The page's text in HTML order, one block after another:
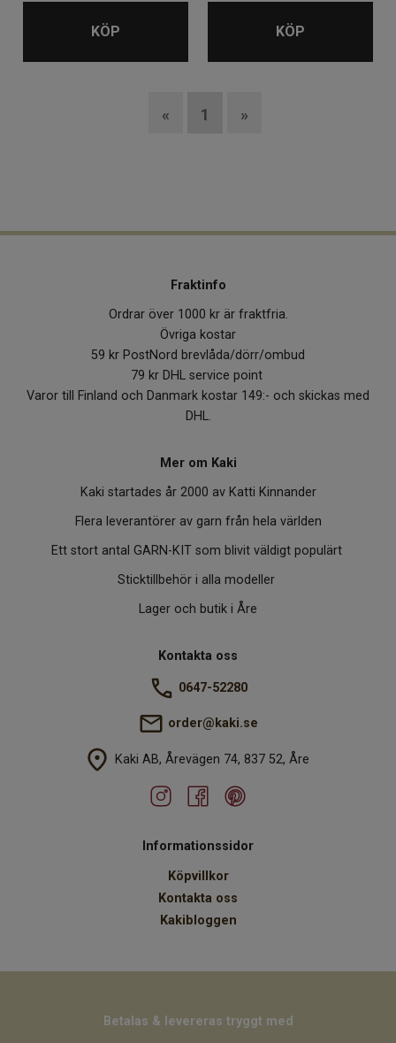
KÖP KÖP
« 1 »
Fraktinfo
Ordrar över 1000 kr är fraktfria.
Övriga kostar
59 kr PostNord brevlåda/dörr/ombud
79 kr DHL service point
Varor till Finland och Danmark kostar 149:- och skickas med
DHL.
Mer om Kaki
Kaki startades år 2000 av Katti Kinnander
Flera leverantörer av garn från hela världen
Ett stort antal GARN-KIT som blivit väldigt populärt
Sticktillbehör i alla modeller
Lager och butik i Åre
Kontakta oss
0647-52280
order@kaki.se
Kaki AB, Årevägen 74, 837 52, Åre
Informationssidor
Köpvillkor
Kontakta oss
Kakibloggen
Betalas & levereras tryggt med